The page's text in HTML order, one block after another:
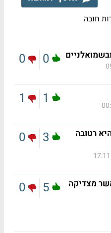
חובה
0
0
1
1
רטובה
3
0
מצדיקה
5
0